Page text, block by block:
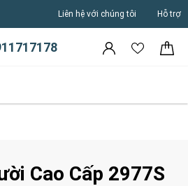
Liên hệ với chúng tôi Hỗ trợ
Cao Cấp 2977S